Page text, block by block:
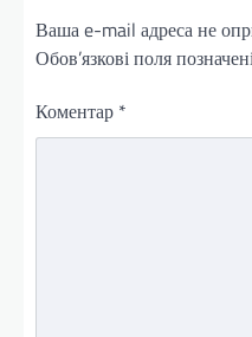
Ваша e-mail адреса не
Обов’язкові поля
Коментар *